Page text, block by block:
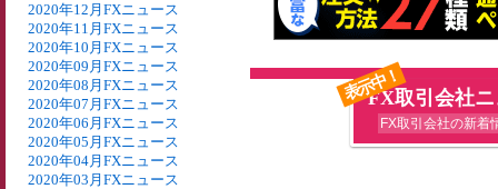
2020年12月FXニュース
2020年11月FXニュース
2020年10月FXニュース
2020年09月FXニュース
2020年08月FXニュース
2020年07月FXニュース
2020年06月FXニュース
2020年05月FXニュース
2020年04月FXニュース
2020年03月FXニュース
表示中！
FX取引会社
FX取引会社の新着